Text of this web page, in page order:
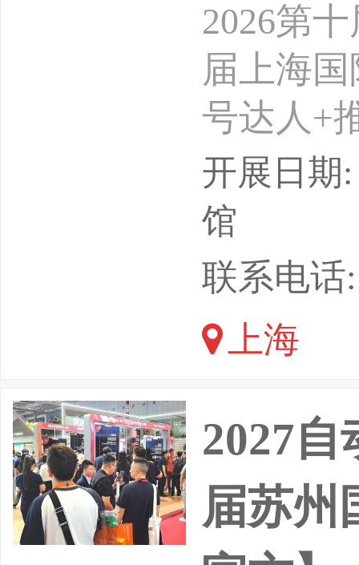
2026第
届上海
号达人+
24-26日
会介绍
二十四
上届展
企业，
开展日期
馆
联系电话
上海
2027自
届苏州